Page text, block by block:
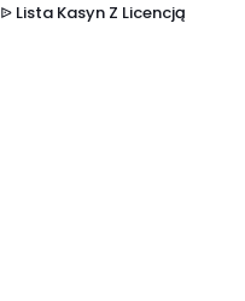
Lista Kasyn Z Licencją